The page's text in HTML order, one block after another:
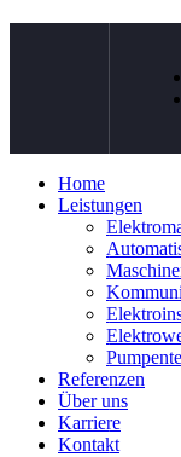
Home
Leistungen
Referenzen
Über uns
Karriere
Kontakt